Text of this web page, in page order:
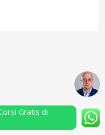
S.a.s.
Gratis di